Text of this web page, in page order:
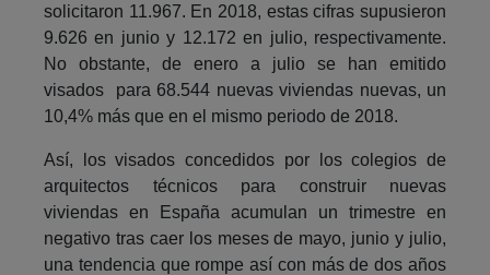
solicitaron 11.967. En 2018, estas cifras supusieron
9.626 en junio y 12.172 en julio, respectivamente.
No obstante, de enero a julio se han emitido
visados para 68.544 nuevas viviendas nuevas, un
10,4% más que en el mismo periodo de 2018.
Así, los visados concedidos por los colegios de
arquitectos técnicos para construir nuevas
viviendas en España acumulan un trimestre en
negativo tras caer los meses de mayo, junio y julio,
una tendencia que rompe así con más de dos años